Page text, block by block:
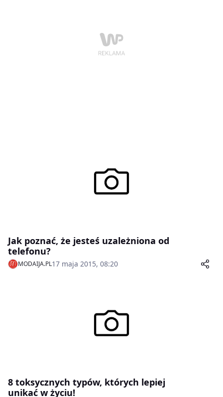
Jak poznać, że jesteś uzależniona od
telefonu?
MODAIJA.PL17 maja 2015, 08:20
8 toksycznych typów, których lepiej
unikać w życiu!